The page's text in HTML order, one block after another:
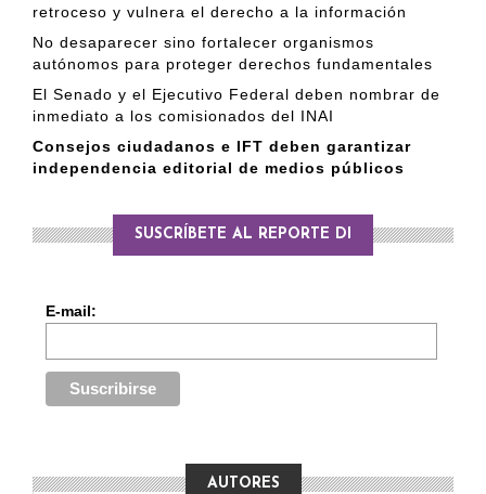
retroceso y vulnera el derecho a la información
No desaparecer sino fortalecer organismos
autónomos para proteger derechos fundamentales
El Senado y el Ejecutivo Federal deben nombrar de
inmediato a los comisionados del INAI
Consejos ciudadanos e IFT deben garantizar
independencia editorial de medios públicos
SUSCRÍBETE AL REPORTE DI
E-mail:
AUTORES